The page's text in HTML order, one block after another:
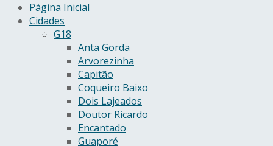
Página Inicial
Cidades
G18
Anta Gorda
Arvorezinha
Capitão
Coqueiro Baixo
Dois Lajeados
Doutor Ricardo
Encantado
Guaporé